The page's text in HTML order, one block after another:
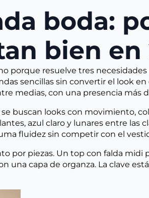
boda:
bien en
porque resuelve tres
sencillas sin convertir el look
medias, con una presencia más
buscan looks con movimiento,
azul claro y lunares entre
fluidez sin competir con el
por piezas. Un top con falda midi
una capa de organza. La clave